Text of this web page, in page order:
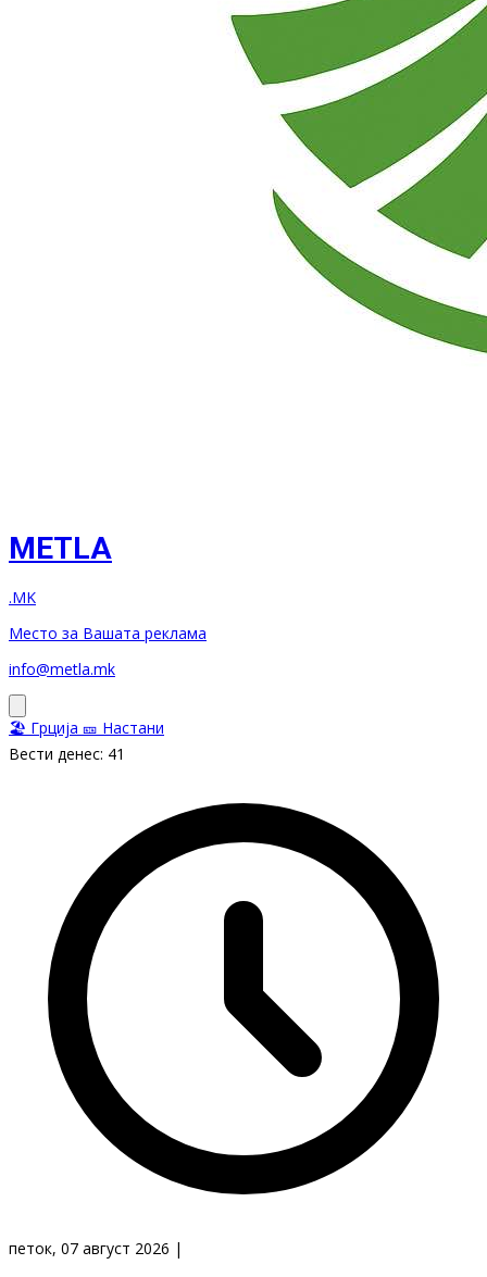
METLA
.MK
Место за Вашата реклама
info@metla.mk
🏖️ Грција 🎫 Настани
Вести денес: 41
петок, 07 август 2026 |